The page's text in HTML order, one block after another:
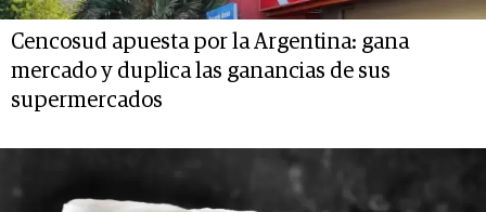
Cencosud apuesta por la Argentina: gana
mercado y duplica las ganancias de sus
supermercados